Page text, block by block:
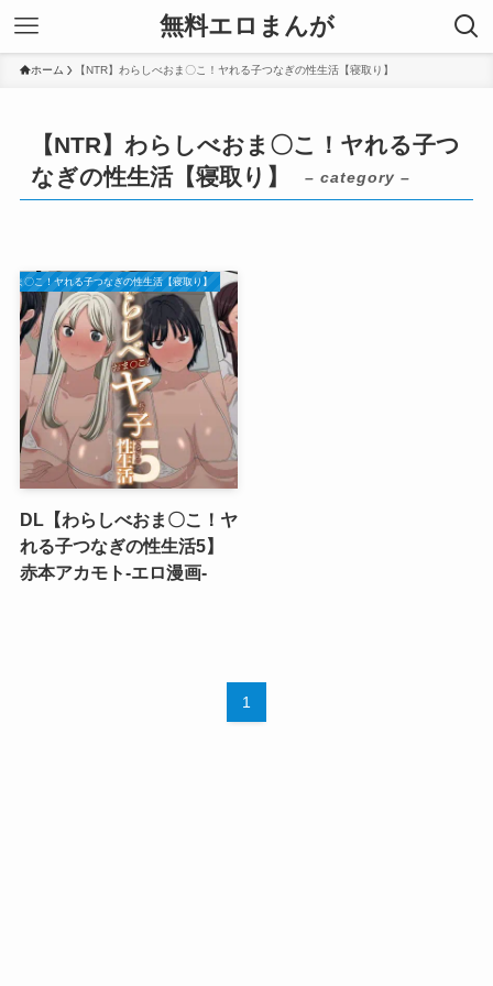
無料エロまんが
ホーム 【NTR】わらしべおま〇こ！ヤれる子つなぎの性生活【寝取り】
【NTR】わらしべおま〇こ！ヤれる子つ
なぎの性生活【寝取り】
– category –
おま〇こ！ヤれる子つなぎの性生活【寝取り】
DL【わらしべおま〇こ！ヤ
れる子つなぎの性生活5】
赤本アカモト-エロ漫画-
1